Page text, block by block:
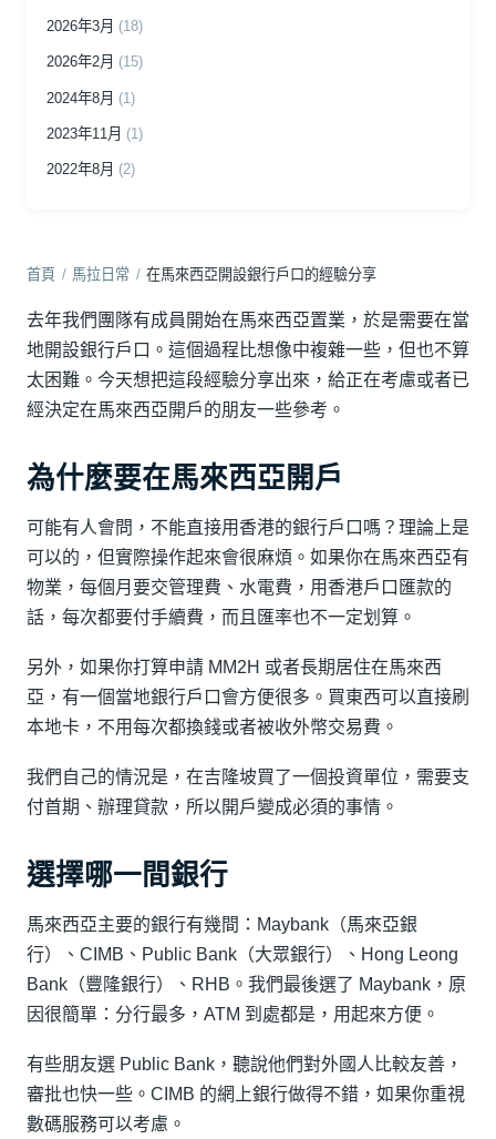
2026年3月 (18)
2026年2月 (15)
2024年8月 (1)
2023年11月 (1)
2022年8月 (2)
首頁 / 馬拉日常 / 在馬來西亞開設銀行戶口的經驗分享
去年我們團隊有成員開始在馬來西亞置業，於是需要在當
地開設銀行戶口。這個過程比想像中複雜一些，但也不算
太困難。今天想把這段經驗分享出來，給正在考慮或者已
經決定在馬來西亞開戶的朋友一些參考。
為什麼要在馬來西亞開戶
可能有人會問，不能直接用香港的銀行戶口嗎？理論上是
可以的，但實際操作起來會很麻煩。如果你在馬來西亞有
物業，每個月要交管理費、水電費，用香港戶口匯款的
話，每次都要付手續費，而且匯率也不一定划算。
另外，如果你打算申請 MM2H 或者長期居住在馬來西
亞，有一個當地銀行戶口會方便很多。買東西可以直接刷
本地卡，不用每次都換錢或者被收外幣交易費。
我們自己的情況是，在吉隆坡買了一個投資單位，需要支
付首期、辦理貸款，所以開戶變成必須的事情。
選擇哪一間銀行
馬來西亞主要的銀行有幾間：Maybank（馬來亞銀
行）、CIMB、Public Bank（大眾銀行）、Hong Leong
Bank（豐隆銀行）、RHB。我們最後選了 Maybank，原
因很簡單：分行最多，ATM 到處都是，用起來方便。
有些朋友選 Public Bank，聽說他們對外國人比較友善，
審批也快一些。CIMB 的網上銀行做得不錯，如果你重視
數碼服務可以考慮。